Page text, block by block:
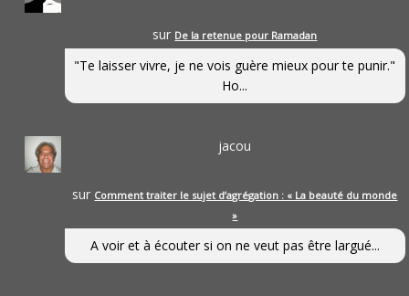
sur De la retenue pour Ramadan
"Te laisser vivre, je ne vois guère mieux pour te punir."
Ho...
jacou
sur Comment traiter le sujet d’agrégation : « La beauté du monde
»
A voir et à écouter si on ne veut pas être largué...